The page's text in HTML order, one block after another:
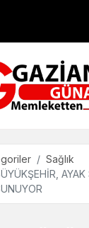
Sağlık
AYAK